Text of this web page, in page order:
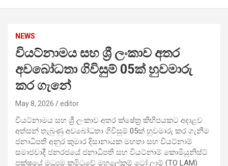
NEWS
වියට්නාමය සහ ශ්‍රී ලංකාව අතර
අවබෝධතා ගිවිසුම් 05ක් හුවමාරු
කර ගැනේ
May 8, 2026 editor
වියට්නාමය සහ ශ්‍රී ලංකාව අතර ක්ෂේත්‍ර කිහිපයකට අදාළව
අත්සන් තැබුණු අවබෝධතා ගිවිසුම් 05ක් හුවමාරු කර ගැනීම
ජනාධිපති අනුර කුමාර දිසානායක මහතා සහ වියට්නාම්
සමාජවාදී ජනරජයේ ජනාධිපති සහ වියට්නාම් කොමියුනිස්ට්
පක්ෂයේ මධ්‍යම කමිටුවේ මහලේකම් ටෝ ලාම් (TO LAM)